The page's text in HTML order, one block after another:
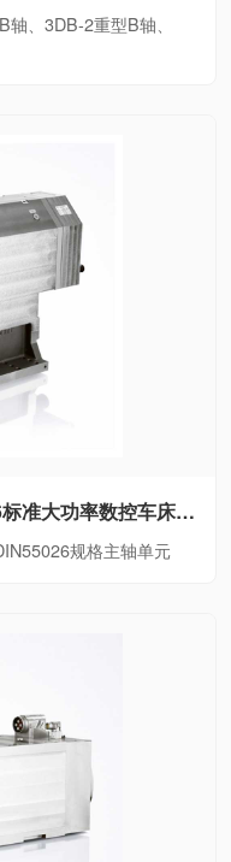
、3DB-2重型B轴、
德国WEISS 车削主轴 DIN55026标准大功率数控车床电主轴细分A4/A5/A6/A8/A11/A15等DIN55026规格主轴单元
规格主轴单元